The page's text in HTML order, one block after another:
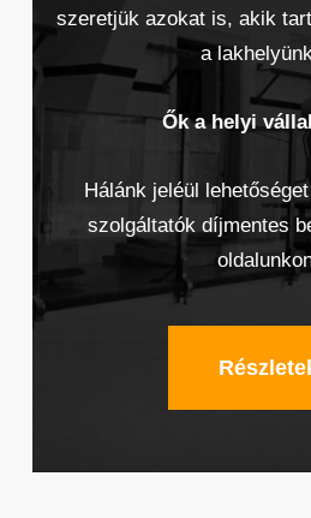
szeretjük azokat is, akik
a
Ők a helyi
Hálánk jeléül
szolgáltatók díjmentes